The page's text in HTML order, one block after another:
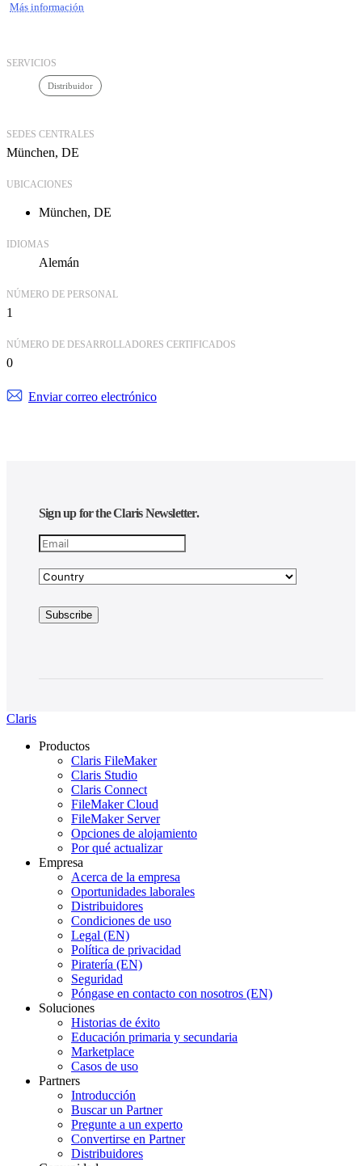
Filemaker
Más información
SERVICIOS
Distribuidor
SEDES CENTRALES
München, DE
UBICACIONES
München, DE
IDIOMAS
Alemán
NÚMERO DE PERSONAL
1
NÚMERO DE DESARROLLADORES CERTIFICADOS
0
Enviar correo electrónico
Sign up for the Claris Newsletter.
Claris
Productos
Claris FileMaker
Claris Studio
Claris Connect
FileMaker Cloud
FileMaker Server
Opciones de alojamiento
Por qué actualizar
Empresa
Acerca de la empresa
Oportunidades laborales
Distribuidores
Condiciones de uso
Legal (EN)
Política de privacidad
Piratería (EN)
Seguridad
Póngase en contacto con nosotros (EN)
Soluciones
Historias de éxito
Educación primaria y secundaria
Marketplace
Casos de uso
Partners
Introducción
Buscar un Partner
Pregunte a un experto
Convertirse en Partner
Distribuidores